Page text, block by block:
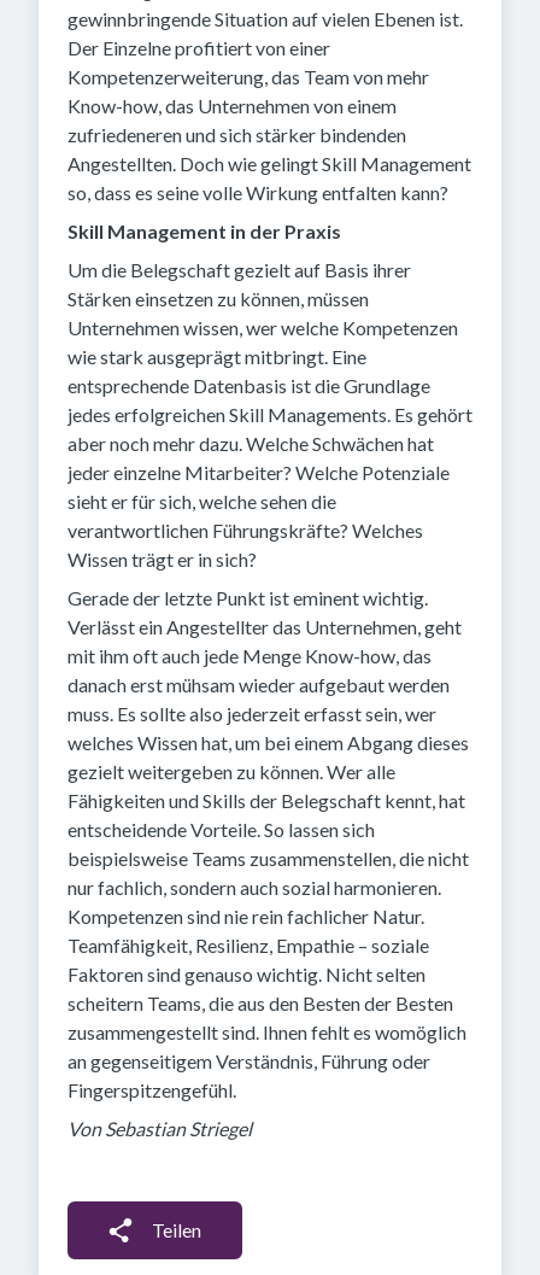
gewinnbringende Situation auf vielen Ebenen ist.
Der Einzelne profitiert von einer
Kompetenzerweiterung, das Team von mehr
Know-how, das Unternehmen von einem
zufriedeneren und sich stärker bindenden
Angestellten. Doch wie gelingt Skill Management
so, dass es seine volle Wirkung entfalten kann?
Skill Management in der Praxis
Um die Belegschaft gezielt auf Basis ihrer
Stärken einsetzen zu können, müssen
Unternehmen wissen, wer welche Kompetenzen
wie stark ausgeprägt mitbringt. Eine
entsprechende Datenbasis ist die Grundlage
jedes erfolgreichen Skill Managements. Es gehört
aber noch mehr dazu. Welche Schwächen hat
jeder einzelne Mitarbeiter? Welche Potenziale
sieht er für sich, welche sehen die
verantwortlichen Führungskräfte? Welches
Wissen trägt er in sich?
Gerade der letzte Punkt ist eminent wichtig.
Verlässt ein Angestellter das Unternehmen, geht
mit ihm oft auch jede Menge Know-how, das
danach erst mühsam wieder aufgebaut werden
muss. Es sollte also jederzeit erfasst sein, wer
welches Wissen hat, um bei einem Abgang dieses
gezielt weitergeben zu können. Wer alle
Fähigkeiten und Skills der Belegschaft kennt, hat
entscheidende Vorteile. So lassen sich
beispielsweise Teams zusammenstellen, die nicht
nur fachlich, sondern auch sozial harmonieren.
Kompetenzen sind nie rein fachlicher Natur.
Teamfähigkeit, Resilienz, Empathie – soziale
Faktoren sind genauso wichtig. Nicht selten
scheitern Teams, die aus den Besten der Besten
zusammengestellt sind. Ihnen fehlt es womöglich
an gegenseitigem Verständnis, Führung oder
Fingerspitzengefühl.
Von Sebastian Striegel
Teilen